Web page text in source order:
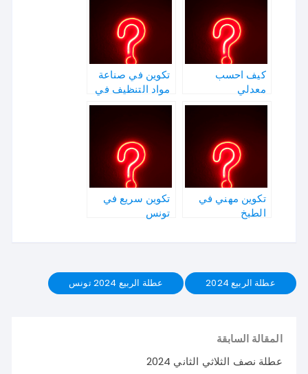
كيف احسب
معدلي
تكوين في صناعة
مواد التنظيف في
تونس
تكوين مهني في
الطبخ
تكوين سريع في
تونس
عطلة الربيع 2024 عطلة الربيع 2024 تونس
المقالة السابقة
عطلة نصف الثلاثي الثاني 2024